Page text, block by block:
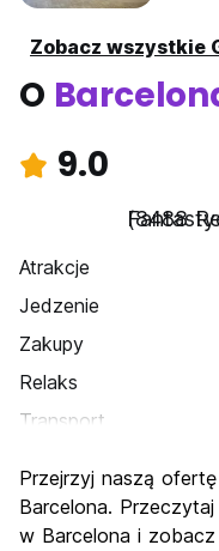
Zobacz wszystkie
O
9.0
(8488
Atrakcje
Jedzenie
Zakupy
Relaks
Transport
Kultura
Imprezy
Przejrzyj naszą
Barcelona.
w Barcelona i